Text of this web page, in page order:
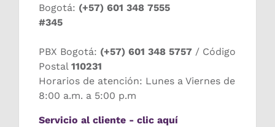
Bogotá: (+57) 601 348 7555
#345
PBX Bogotá: (+57) 601 348 5757 / Código
Postal 110231
Horarios de atención: Lunes a Viernes de
8:00 a.m. a 5:00 p.m
Servicio al cliente - clic aquí